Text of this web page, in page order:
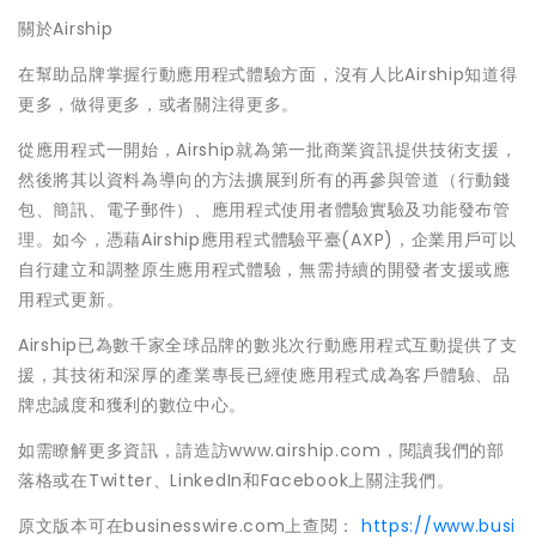
關於Airship
在幫助品牌掌握行動應用程式體驗方面，沒有人比Airship知道得
更多，做得更多，或者關注得更多。
從應用程式一開始，Airship就為第一批商業資訊提供技術支援，
然後將其以資料為導向的方法擴展到所有的再參與管道（行動錢
包、簡訊、電子郵件）、應用程式使用者體驗實驗及功能發布管
理。如今，憑藉Airship應用程式體驗平臺(AXP)，企業用戶可以
自行建立和調整原生應用程式體驗，無需持續的開發者支援或應
用程式更新。
Airship已為數千家全球品牌的數兆次行動應用程式互動提供了支
援，其技術和深厚的產業專長已經使應用程式成為客戶體驗、品
牌忠誠度和獲利的數位中心。
如需瞭解更多資訊，請造訪www.airship.com，閱讀我們的部
落格或在Twitter、LinkedIn和Facebook上關注我們。
原文版本可在businesswire.com上查閱： https://www.busi